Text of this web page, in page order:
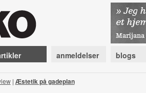
anmeldelser blogs
| Æstetik på gadeplan